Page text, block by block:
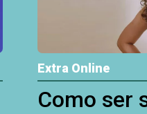
Extra Online
Como ser